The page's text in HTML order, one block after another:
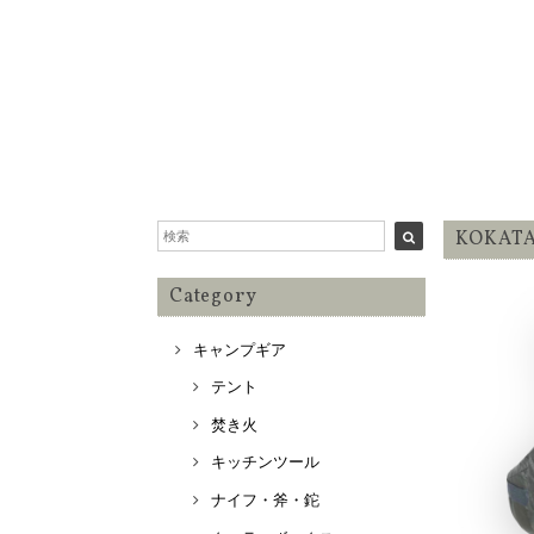
Category
キャンプギア
テント
焚き火
キッチンツール
ナイフ・斧・鉈